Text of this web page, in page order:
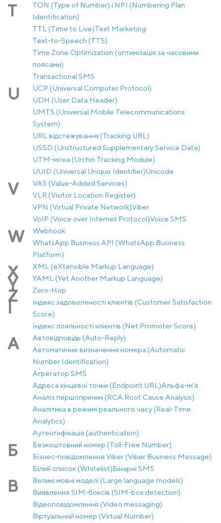
T
TON (Type of Number) і NPI (Numbering Plan
Identification)
TTL (Time to Live)Text Marketing
Text-to-Speech (TTS)
Time Zone Optimization (оптимізація за часовими
поясами)
Transactional SMS
U
UCP (Universal Computer Protocol)
UDH (User Data Header)
UMTS (Universal Mobile Telecommunications
System)
URL відстежування (Tracking URL)
USSD (Unstructured Supplementary Service Data)
UTM-мітка (Urchin Tracking Module)
UUID (Universal Unique Identifier)Unicode
V
VAS (Value-Added Services)
VLR (Visitor Location Register)
VPN (Virtual Private Network)Viber
VoIP (Voice over Internet Protocol)Voice SMS
W
Webhook
WhatsApp Business API (WhatsApp Business
Platform)
X XML (eXtensible Markup Language)
Y YAML (Yet Another Markup Language)
Z Zero-Hop
І
Індекс задоволеності клієнтів (Customer Satisfaction
Score)
Індекс лояльності клієнтів (Net Promoter Score)
А
Автовідповідь (Auto-Reply)
Автоматичне визначення номера (Automatic
Number Identification)
Агрегатор SMS
Адреса кінцевої точки (Endpoint URL)Альфа-ім'я
Аналіз першопричин (RCA Root Cause Analysis)
Аналітика в режимі реального часу (Real-Time
Analytics)
Аутентифікація (authentication)
Б
Безкоштовний номер (Toll-Free Number)
Бізнес-повідомлення Viber (Viber Business Message)
Білий список (Whitelist)Бінарні SMS
В
Великі мовні моделі (Large language models)
Виявлення SIM-боксів (SIM-box detection)
Відеоповідомлення (Video messaging)
Віртуальний номер (Virtual Number)